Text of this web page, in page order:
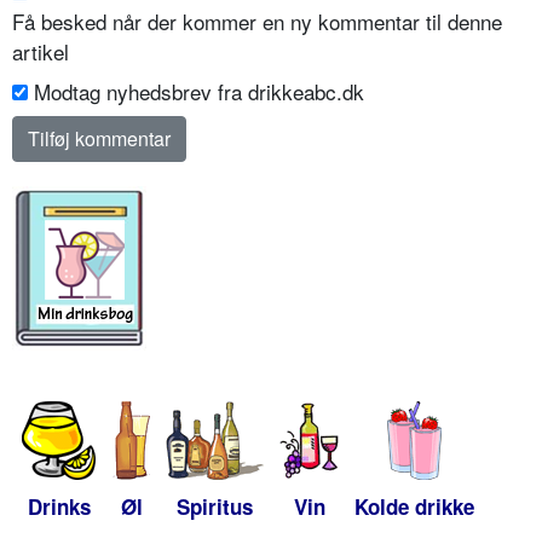
Få besked når der kommer en ny kommentar til denne
artikel
Modtag nyhedsbrev fra drikkeabc.dk
Drinks Øl Spiritus Vin Kolde drikke